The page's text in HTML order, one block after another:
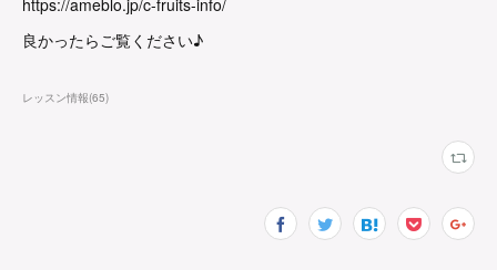
https://ameblo.jp/c-fruits-info/
良かったらご覧ください♪
レッスン情報(65)